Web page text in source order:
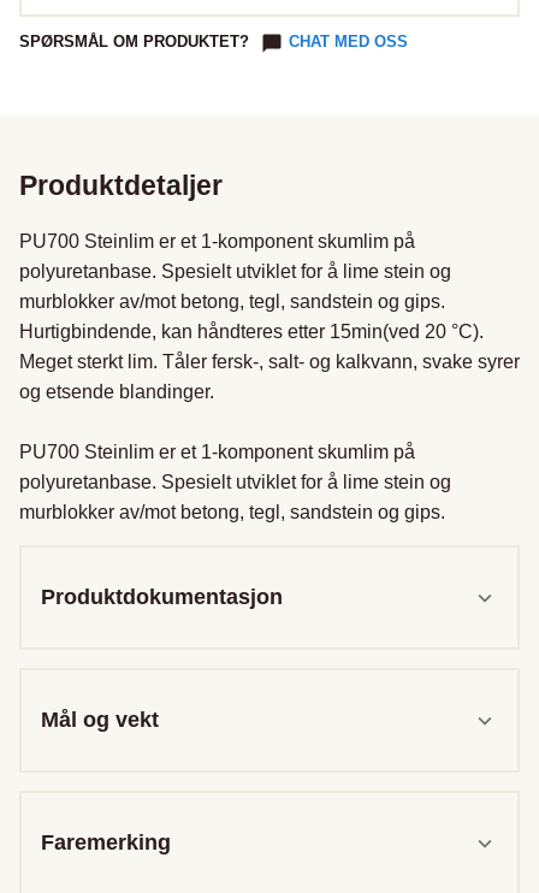
SPØRSMÅL OM PRODUKTET? CHAT MED OSS
Produktdetaljer
PU700 Steinlim er et 1-komponent skumlim på
polyuretanbase. Spesielt utviklet for å lime stein og
murblokker av/mot betong, tegl, sandstein og gips.
Hurtigbindende, kan håndteres etter 15min(ved 20 °C).
Meget sterkt lim. Tåler fersk-, salt- og kalkvann, svake syrer
og etsende blandinger.
PU700 Steinlim er et 1-komponent skumlim på
polyuretanbase. Spesielt utviklet for å lime stein og
murblokker av/mot betong, tegl, sandstein og gips.
Produktdokumentasjon
Mål og vekt
Faremerking